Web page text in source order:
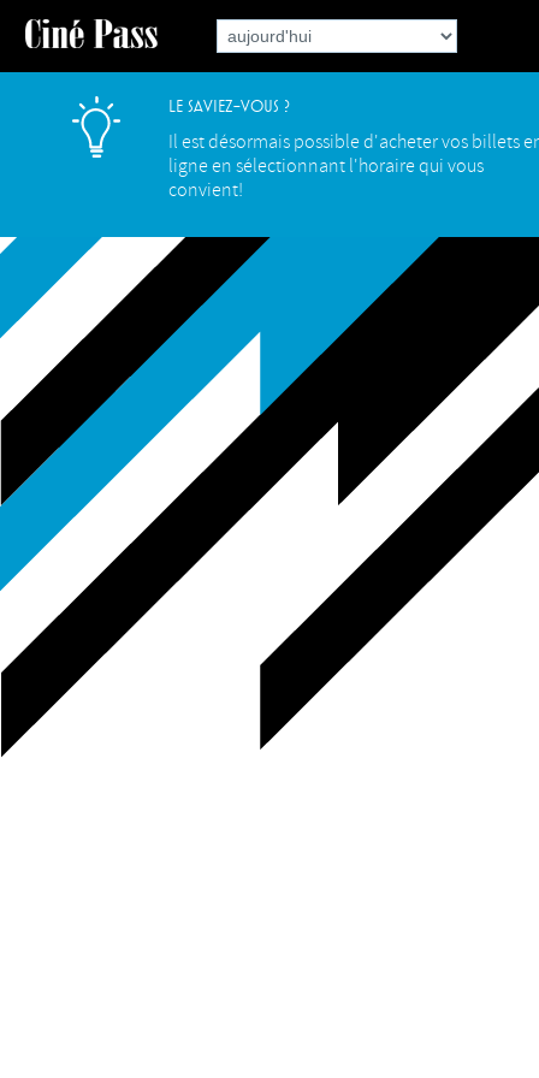
Le saviez-vous ?
Il est désormais possible d'acheter vos billets
ligne en sélectionnant l'horaire qui vous
convient!